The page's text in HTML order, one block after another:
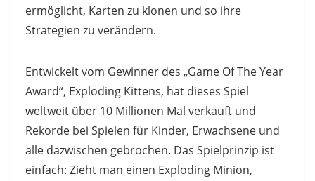
ermöglicht, Karten zu klonen und so ihre
Strategien zu verändern.
Entwickelt vom Gewinner des „Game Of The Year
Award“, Exploding Kittens, hat dieses Spiel
weltweit über 10 Millionen Mal verkauft und
Rekorde bei Spielen für Kinder, Erwachsene und
alle dazwischen gebrochen. Das Spielprinzip ist
einfach: Zieht man einen Exploding Minion,